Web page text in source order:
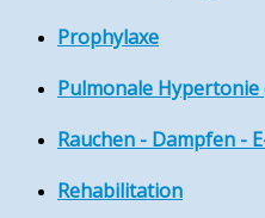
Prophylaxe
Pulmonale Hypertonie
Rauchen - Dampfen -
Rehabilitation